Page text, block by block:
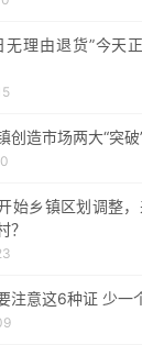
无理由退货”今天
创造市场两大“突
始乡镇区划调整
？
注意这6种证 少一